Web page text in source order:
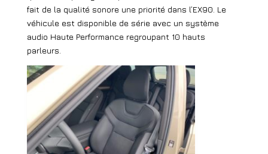
fait de la qualité sonore une priorité dans l’EX90. Le
véhicule est disponible de série avec un système
audio Haute Performance regroupant 10 hauts
parleurs.